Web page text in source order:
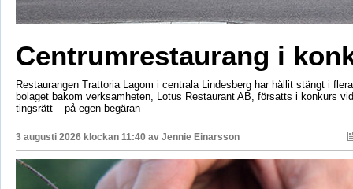
Centrumrestaurang i
Restaurangen Trattoria Lagom i centrala Lindesberg har hållit stängt i
bolaget bakom verksamheten, Lotus Restaurant AB, försatts i konkurs
tingsrätt – på egen begäran
3 augusti 2026 klockan 11:40 av Jennie Einarsson